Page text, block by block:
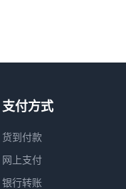
支付方式
货到付款
网上支付
银行转账